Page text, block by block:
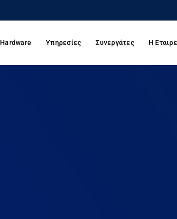
Hardware Υπηρεσίες Συνεργάτες Η